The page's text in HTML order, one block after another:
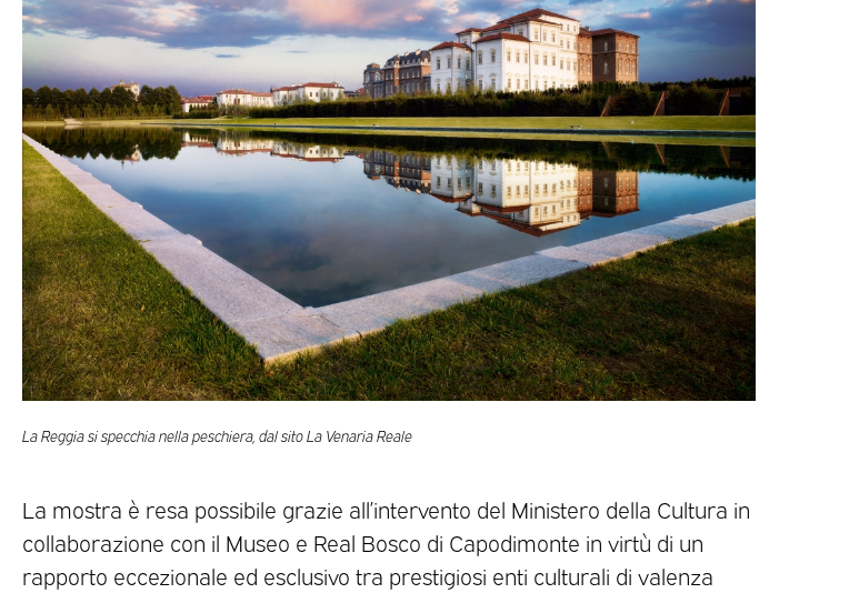
La Reggia si specchia nella peschiera, dal sito La Venaria Reale
La mostra è resa possibile grazie all’intervento del Ministero della Cultura in
collaborazione con il Museo e Real Bosco di Capodimonte in virtù di un
rapporto eccezionale ed esclusivo tra prestigiosi enti culturali di valenza